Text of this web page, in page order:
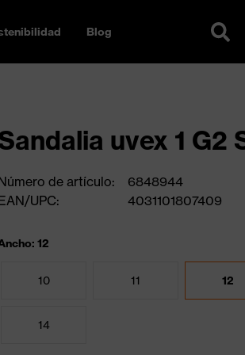
Blog
uvex 1 G2
de artículo:
6848944
UPC:
4031101807409
12
10 11 12
14